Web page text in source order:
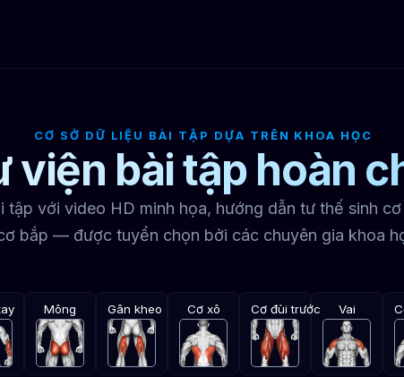
CƠ SỞ DỮ LIỆU BÀI TẬP DỰA TRÊN KHOA HỌC
viện bài tập hoàn
tập với video HD minh họa, hướng dẫn tư thế sinh
bắp — được tuyển chọn bởi các chuyên gia khoa
Mông Gân kheo Cơ xô Cơ đùi trước Vai